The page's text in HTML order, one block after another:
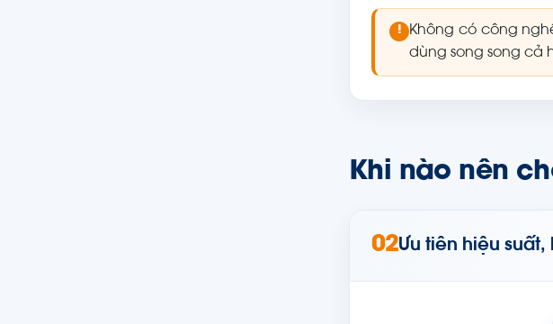
!
Không có công
dùng song song cả
Khi nào nên
02Ưu tiên hiệu